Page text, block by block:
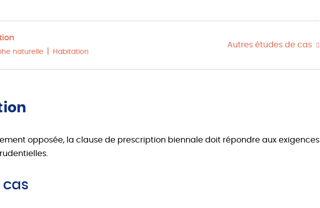
naturelle Habitation
Autres études de cas
opposée, la clause de prescription biennale doit répondre aux exigences
cas